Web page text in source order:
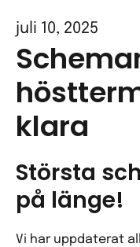
juli 10, 2025
klara
Största
på länge!
Vi har uppdaterat